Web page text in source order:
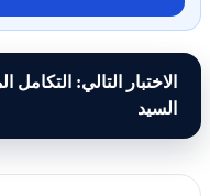
الاختبار التالي:
السيد